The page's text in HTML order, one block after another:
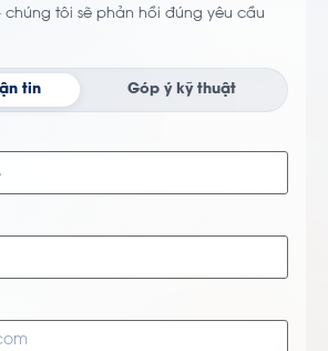
tôi sẽ phản hồi đúng yêu cầu
tin Góp ý kỹ thuật